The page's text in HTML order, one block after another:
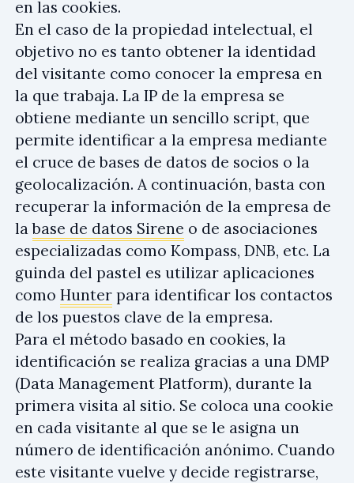
en las cookies.
En el caso de la propiedad intelectual, el
objetivo no es tanto obtener la identidad
del visitante como conocer la empresa en
la que trabaja. La IP de la empresa se
obtiene mediante un sencillo script, que
permite identificar a la empresa mediante
el cruce de bases de datos de socios o la
geolocalización. A continuación, basta con
recuperar la información de la empresa de
labase de datos Sirene o de asociaciones
especializadas como Kompass, DNB, etc. La
guinda del pastel es utilizar aplicaciones
como Hunter para identificar los contactos
de los puestos clave de la empresa.
Para el método basado en cookies, la
identificación se realiza gracias a una DMP
(Data Management Platform), durante la
primera visita al sitio. Se coloca una cookie
en cada visitante al que se le asigna un
número de identificación anónimo. Cuando
este visitante vuelve y decide registrarse,